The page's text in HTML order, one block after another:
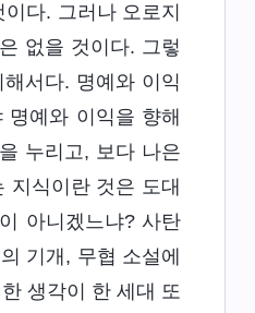
다. 그러나 오로지
없을 것이다. 그렇
서다. 명예와 이익
예와 이익을 향해
누리고, 보다 나은
지식이란 것은 도대
아니겠느냐? 사탄
기개, 무협 소설에
생각이 한 세대 또